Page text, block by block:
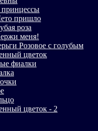
принцессы
пришло
роза
меня!
Розовое с голубым
цветок
фиалки
цветок - 2